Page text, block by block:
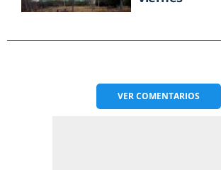
VERCOMENTARIOS